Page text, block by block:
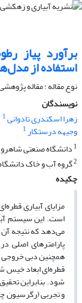
برآورد پیاز
استفاده از
نوع مقاله : مقاله
نویسندگان
زهرا اسکندری تادوانی1
وجیهه درستکار1
1 دانشگاه صنعتی
2گروه آب و خاک
چکیده
مزایای آبیاری
است. این سیستم
می‌دهد که نتیجه
پارامترهای اصلی
همچنین دبی خروجی
قطره‌ای ابعاد
و تجربی (رگرسیون